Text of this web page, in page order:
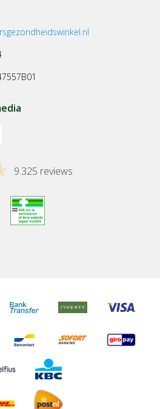
9.325 reviews